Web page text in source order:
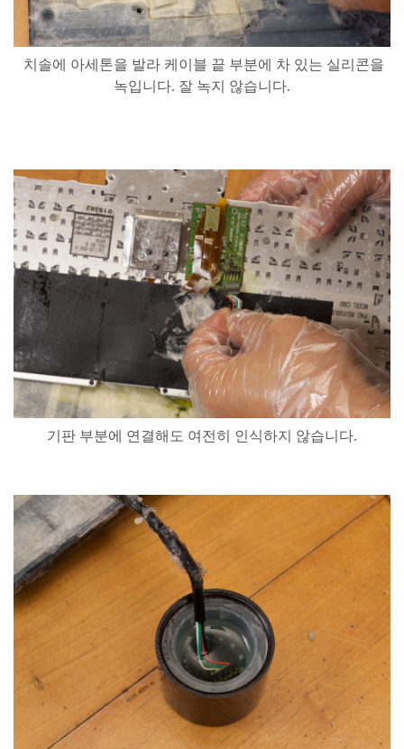
치솔에 아세톤을 발라 케이블 끝 부분에 차 있는 실리콘을
녹입니다. 잘 녹지 않습니다.
기판 부분에 연결해도 여전히 인식하지 않습니다.